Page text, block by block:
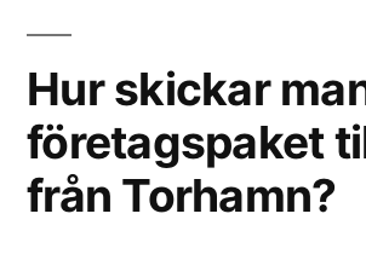
Hur skickar
företagspaket
från Torhamn?